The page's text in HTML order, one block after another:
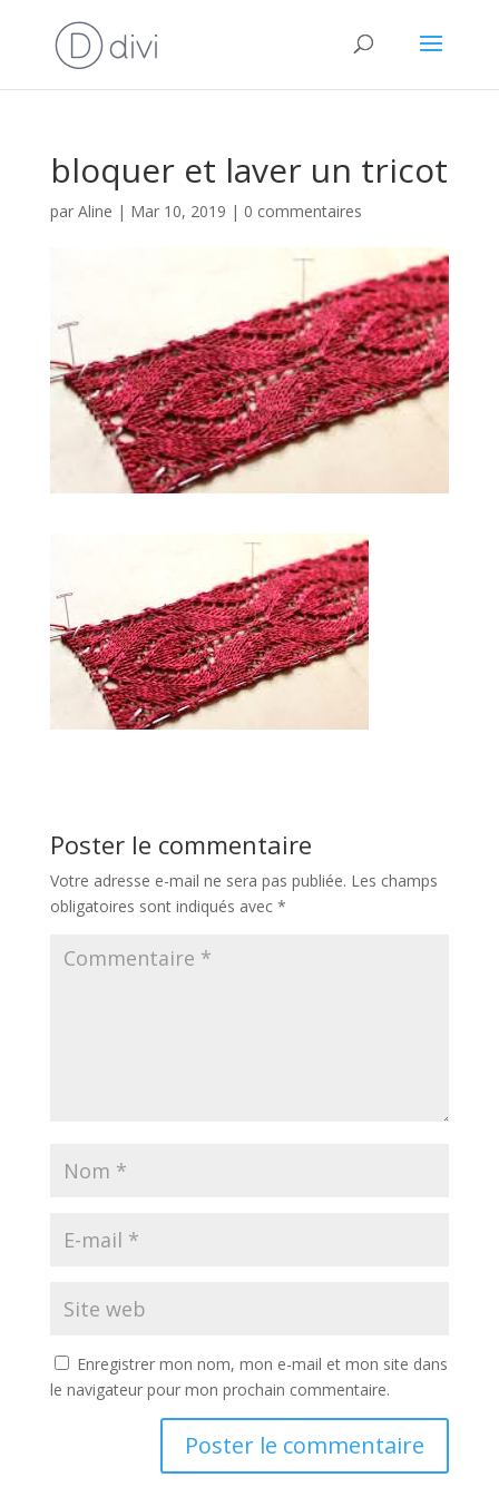
bloquer et laver un tricot
par Aline | Mar 10, 2019 | 0 commentaires
Poster le commentaire
Votre adresse e-mail ne sera pas publiée. Les champs
obligatoires sont indiqués avec *
Enregistrer mon nom, mon e-mail et mon site dans
le navigateur pour mon prochain commentaire.